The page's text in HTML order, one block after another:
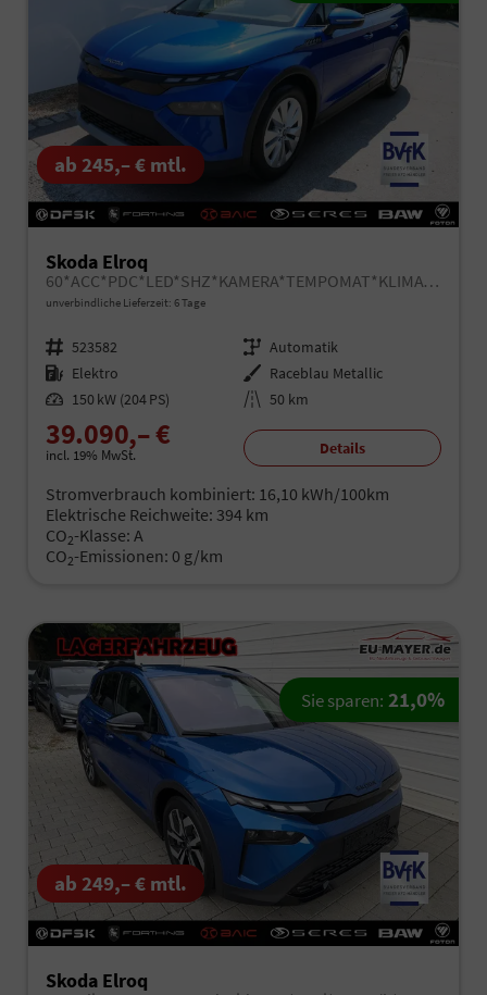
ab 245,– € mtl.
Skoda Elroq
60*ACC*PDC*LED*SHZ*KAMERA*TEMPOMAT*KLIMA*SMARTLINK*EL-HECKKLAPPE*19-ZOLL
unverbindliche Lieferzeit: 6 Tage
Fahrzeugnr. 523582 Getriebe Automatik
Kraftstoff Elektro Außenfarbe Raceblau Metallic
Leistung 150 kW (204 PS) Kilometerstand 50 km
39.090,– €
incl. 19% MwSt. Details
Stromverbrauch kombiniert: 16,10 kWh/100km
Elektrische Reichweite: 394 km
CO2-Klasse: A
CO2-Emissionen: 0 g/km
ab 249,– € mtl.
Skoda Elroq
Sie sparen: 21,0%